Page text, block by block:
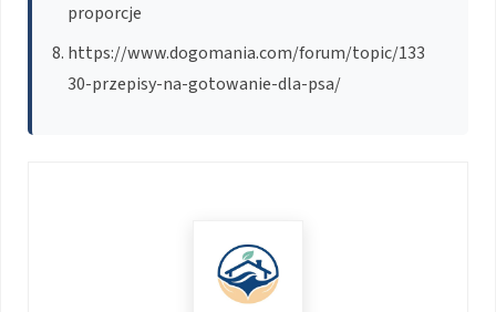
proporcje
https://www.dogomania.com/forum/topic/133
30-przepisy-na-gotowanie-dla-psa/